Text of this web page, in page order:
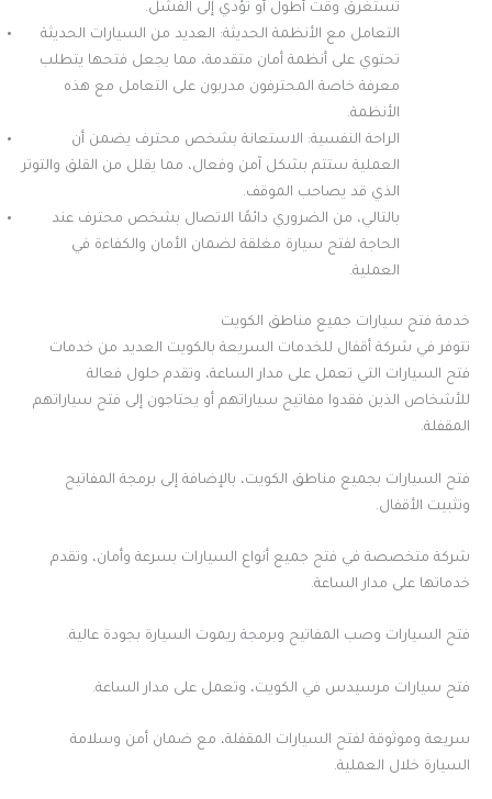
تستغرق وقت أطول أو تؤدي إلى الفشل.
التعامل مع الأنظمة الحديثة: العديد من السيارات الحديثة
تحتوي على أنظمة أمان متقدمة، مما يجعل فتحها يتطلب
معرفة خاصة المحترفون مدربون على التعامل مع هذه
الأنظمة.
الراحة النفسية: الاستعانة بشخص محترف يضمن أن
العملية ستتم بشكل آمن وفعال، مما يقلل من القلق والتوتر
الذي قد يصاحب الموقف.
بالتالي، من الضروري دائمًا الاتصال بشخص محترف عند
الحاجة لفتح سيارة مغلقة لضمان الأمان والكفاءة في
العملية.
خدمة فتح سيارات جميع مناطق الكويت
تتوفر في شركة أقفال للخدمات السريعة بالكويت العديد من خدمات
فتح السيارات التي تعمل على مدار الساعة، وتقدم حلول فعالة
للأشخاص الذين فقدوا مفاتيح سياراتهم أو يحتاجون إلى فتح سياراتهم
المقفلة.
فتح السيارات بجميع مناطق الكويت، بالإضافة إلى برمجة المفاتيح
وتثبيت الأقفال.
شركة متخصصة في فتح جميع أنواع السيارات بسرعة وأمان، وتقدم
خدماتها على مدار الساعة.
فتح السيارات وصب المفاتيح وبرمجة ريموت السيارة بجودة عالية.
فتح سيارات مرسيدس في الكويت، وتعمل على مدار الساعة.
سريعة وموثوقة لفتح السيارات المقفلة، مع ضمان أمن وسلامة
السيارة خلال العملية.